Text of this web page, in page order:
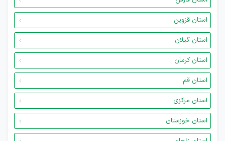
استان قزوین
استان گیلان
استان کرمان
استان قم
استان مرکزی
استان خوزستان